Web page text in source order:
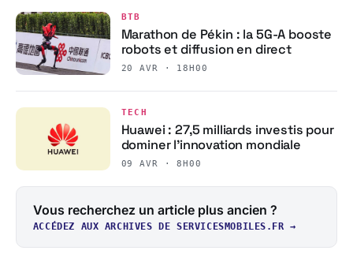
BTB
Marathon de Pékin : la 5G-A booste
robots et diffusion en direct
20 AVR · 18H00
TECH
Huawei : 27,5 milliards investis pour
dominer l’innovation mondiale
09 AVR · 8H00
Vous recherchez un article plus ancien ?
ACCÉDEZ AUX ARCHIVES DE SERVICESMOBILES.FR →